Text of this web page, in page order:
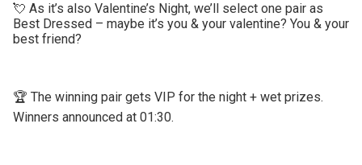
💘 As it’s also Valentine’s Night, we’ll select one pair as
Best Dressed – maybe it’s you & your valentine? You & your
best friend?
🏆 The winning pair gets VIP for the night + wet prizes.
Winners announced at 01:30.